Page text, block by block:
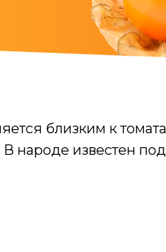
близким к
В народе известен